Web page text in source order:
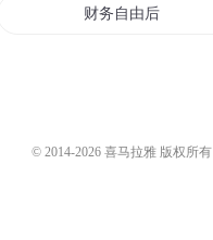
财务自由后的生活
© 2014-2026 喜马拉雅 版权所有